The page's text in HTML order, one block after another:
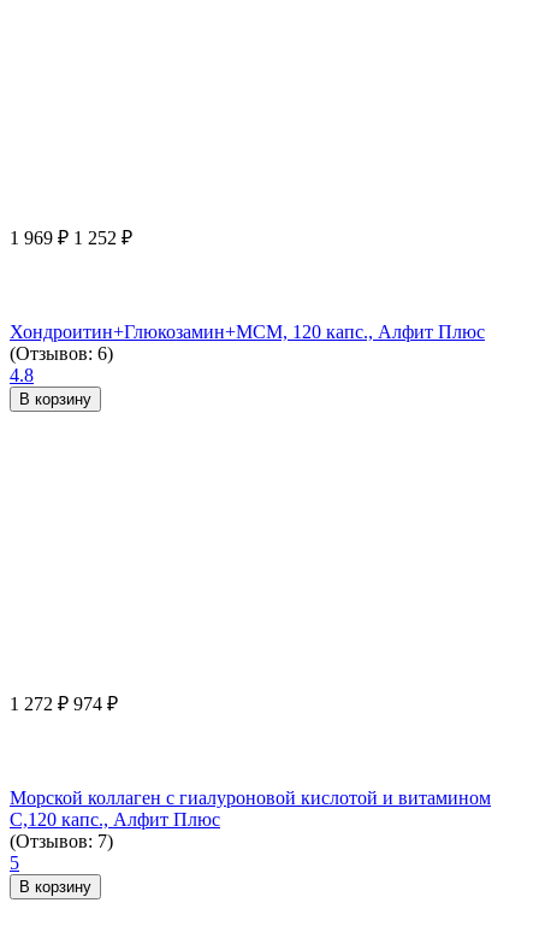
1 969 ₽ 1 252 ₽
Хондроитин+Глюкозамин+МСМ, 120 капс., Алфит Плюс
(Отзывов: 6)
4.8
В корзину
1 272 ₽ 974 ₽
Морской коллаген с гиалуроновой кислотой и витамином
С,120 капс., Алфит Плюс
(Отзывов: 7)
5
В корзину